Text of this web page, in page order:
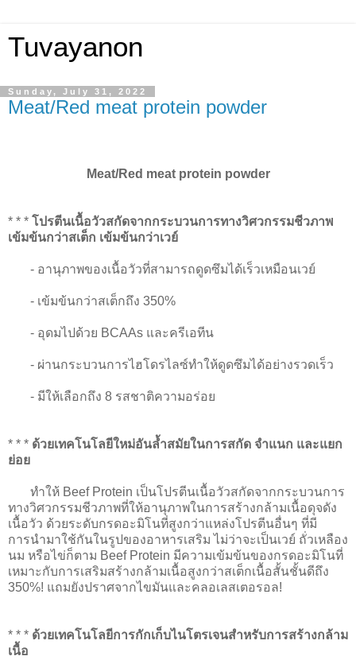
Tuvayanon
Sunday, July 31, 2022
Meat/Red meat protein powder
Meat/Red meat protein powder
* * * โปรตีนเนื้อวัวสกัดจากกระบวนการทางวิศวกรรมชีวภาพ
เข้มข้นกว่าสเต็ก เข้มข้นกว่าเวย์
- อานุภาพของเนื้อวัวที่สามารถดูดซึมได้เร็วเหมือนเวย์
- เข้มข้นกว่าสเต็กถึง 350%
- อุดมไปด้วย BCAAs และครีเอทีน
- ผ่านกระบวนการไฮโดรไลซ์ทำให้ดูดซึมได้อย่างรวดเร็ว
- มีให้เลือกถึง 8 รสชาติความอร่อย
* * * ด้วยเทคโนโลยีใหม่อันล้ำสมัยในการสกัด จำแนก และแยก
ย่อย
ทำให้ Beef Protein เป็นโปรตีนเนื้อวัวสกัดจากกระบวนการ
ทางวิศวกรรมชีวภาพที่ให้อานุภาพในการสร้างกล้ามเนื้อดุจดัง
เนื้อวัว ด้วยระดับกรดอะมิโนที่สูงกว่าแหล่งโปรตีนอื่นๆ ที่มี
การนำมาใช้กันในรูปของอาหารเสริม ไม่ว่าจะเป็นเวย์ ถั่วเหลือง
นม หรือไข่ก็ตาม Beef Protein มีความเข้มข้นของกรดอะมิโนที่
เหมาะกับการเสริมสร้างกล้ามเนื้อสูงกว่าสเต็กเนื้อสั้นชั้นดีถึง
350%! แถมยังปราศจากไขมันและคลอเลสเตอรอล!
* * * ด้วยเทคโนโลยีการกักเก็บไนโตรเจนสำหรับการสร้างกล้าม
เนื้อ